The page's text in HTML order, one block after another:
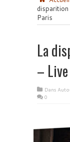
Paris
La
–
Dans
0